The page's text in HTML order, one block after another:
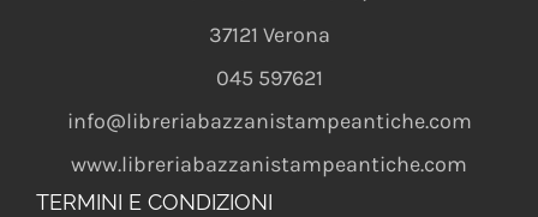
37121 Verona
045 597621
info@libreriabazzanistampeantiche.com
www.libreriabazzanistampeantiche.com
TERMINI E CONDIZIONI